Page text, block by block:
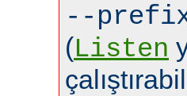
--
(Listen